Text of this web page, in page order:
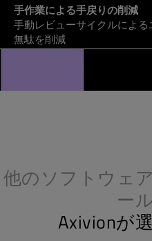
手作業による手戻りの削減
手動レビューサイクルによ
無駄を削減
他のソフトウェ
ー
Axivionが